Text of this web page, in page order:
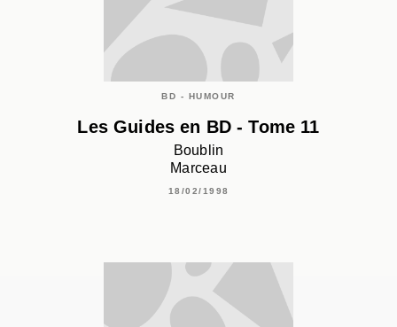
BD - HUMOUR
Les Guides en BD - Tome 11
Boublin
Marceau
18/02/1998